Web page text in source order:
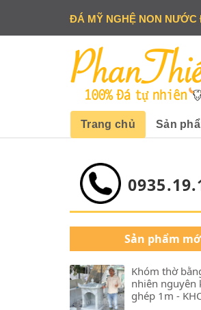
ĐÁ MỸ NGHỆ NON NƯỚC
Trang chủ Sản
Sản phẩm
Khóm thờ
nhiên nguyên
ghép 1m -